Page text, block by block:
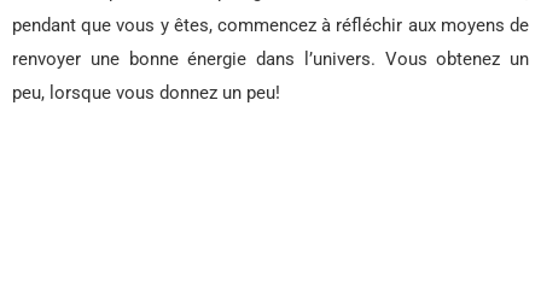
pendant que vous y êtes, commencez à réfléchir aux moyens de
renvoyer une bonne énergie dans l’univers. Vous obtenez un
peu, lorsque vous donnez un peu!